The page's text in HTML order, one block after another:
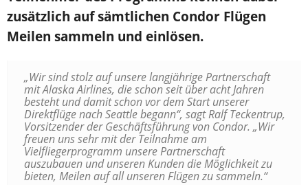
zusätzlich auf sämtlichen Condor Flügen
Meilen sammeln und einlösen.
„Wir sind stolz auf unsere langjährige Partnerschaft
mit Alaska Airlines, die schon seit über acht Jahren
besteht und damit schon vor dem Start unserer
Direktflüge nach Seattle begann“, sagt Ralf Teckentrup,
Vorsitzender der Geschäftsführung von Condor. „Wir
freuen uns sehr mit der Teilnahme am
Vielfliegerprogramm unsere Partnerschaft
auszubauen und unseren Kunden die Möglichkeit zu
bieten, Meilen auf all unseren Flügen zu sammeln.“